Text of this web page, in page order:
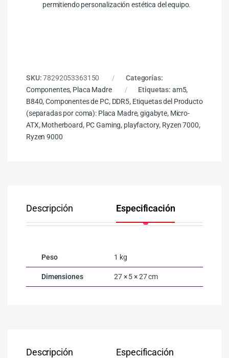
permitiendo personalización estética del equipo.
SKU:78292053363150
Categorías:
Componentes, Placa Madre Etiquetas: am5,
B840,Componentes de PC, DDR5, Etiquetas del Producto
(separadas por coma): Placa Madre,gigabyte, Micro-
ATX,Motherboard, PC Gaming, playfactory, Ryzen 7000,
Ryzen 9000
Descripción Especificación
Peso 1 kg
Dimensiones 27 × 5 × 27 cm
Descripción Especificación